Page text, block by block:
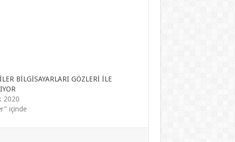
BİLGİSAYARLARI GÖZLERİ İLE
2020
içinde